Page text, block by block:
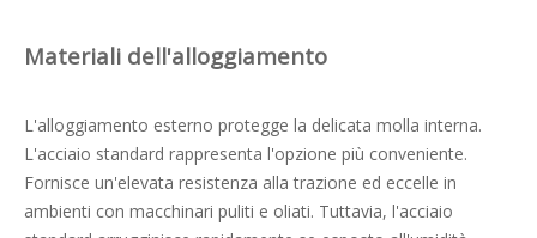
Materiali dell'alloggiamento
L'alloggiamento esterno protegge la delicata molla interna.
L'acciaio standard rappresenta l'opzione più conveniente.
Fornisce un'elevata resistenza alla trazione ed eccelle in
ambienti con macchinari puliti e oliati. Tuttavia, l'acciaio